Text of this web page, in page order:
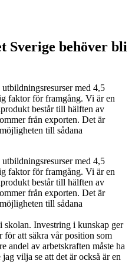
Sverige behöver bli
med 4,5
faktor för framgång. Vi är en
består till hälften av
från exporten. Det är
till sådana
med 4,5
faktor för framgång. Vi är en
består till hälften av
från exporten. Det är
till sådana
Investring i kunskap ger
för att säkra vår position som
andel av arbetskraften måste ha
vilja se att det är också är en